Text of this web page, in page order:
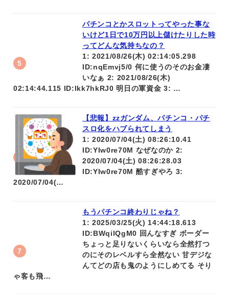
パチンコとかスロットってやった事な
いけど1日で10万円以上儲けたりした時
ってどんな気持ちなの？
1: 2021/08/26(木) 02:14:05.298
ID:nqEmvj5/0 何に使うのそのお金凄
いなぁ 2: 2021/08/26(木)
02:14:44.115 ID:lkk7hkRJ0 明日の軍資金 3: …
【悲報】zzガンダム、パチンコ・パチ
スロ化をハブられてしまう
1: 2020/07/04(土) 08:26:10.41
ID:YIw0re70M なぜなのか 2:
2020/07/04(土) 08:26:28.03
ID:YIw0re70M 酷すぎやろ 3:
2020/07/04(…
もうパチンコ終わりじゃね？
1: 2025/03/25(火) 14:44:18.613
ID:BWqilQgM0 回んなすぎ ボーダー
ちょっと足りないくらいなら全然打つ
のにそのレベルすら全然ない 甘デジな
んてどの店も鬼のようにしめてる そり
ゃ客も飛…